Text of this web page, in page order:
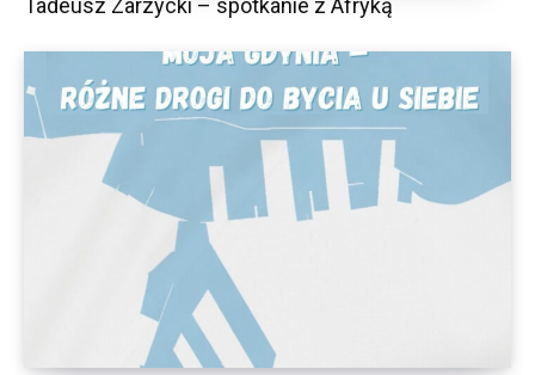
Tadeusz Zarzycki – spotkanie z Afryką